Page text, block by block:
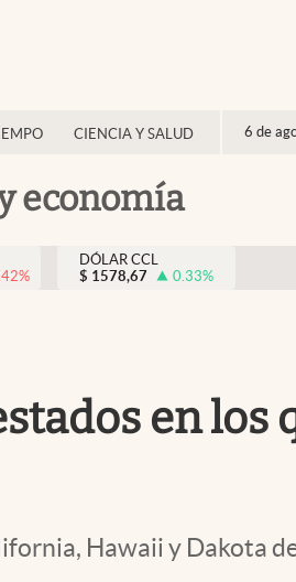
CIENCIA Y SALUD 6 de
economía
%
DÓLAR CCL
$ 1578,67 0.33%
en los
Hawaii y Dakota